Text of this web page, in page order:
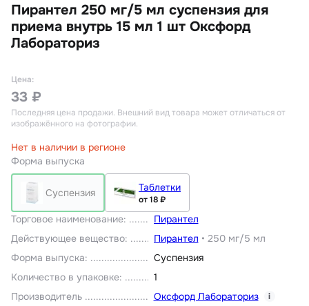
Пирантел 250 мг/5 мл суспензия для
приема внутрь 15 мл 1 шт Оксфорд
Лабораториз
Торговое наименование:
Пирантел
Действующее вещество: Пирантел • 250 мг/5 мл
Форма выпуска:
Суспензия
Количество в упаковке:
1
Производитель
Оксфорд Лабораториз i
Цена:
33 ₽
Последняя цена продажи. Внешний вид товара может отличаться от
изображённого на фотографии.
Нет в наличии в регионе
Форма выпуска
Суспензия Таблетки
от 18 ₽